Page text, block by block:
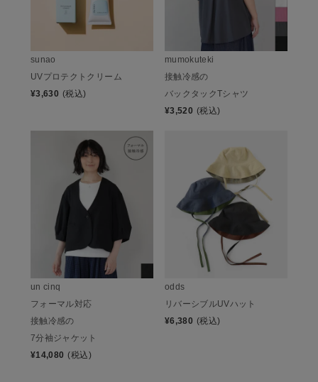
sunao
UVプロテクトクリーム
¥3,630 (税込)
mumokuteki
接触冷感の
バックタックTシャツ
¥3,520 (税込)
un cinq
フォーマル対応
接触冷感の
7分袖ジャケット
¥14,080 (税込)
odds
リバーシブルUVハット
¥6,380 (税込)